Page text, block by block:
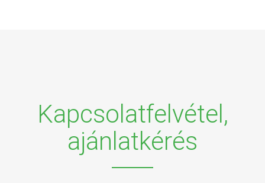
Kapcsolatfelvétel,
ajánlatkérés